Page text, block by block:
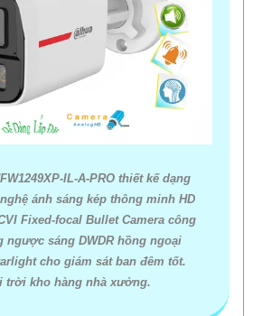
IL-A-PRO thiết kế dạng
ánh sáng kép thông minh HD
Fixed-focal Bullet Camera công
ngược sáng DWDR hồng ngoại
cho giám sát ban đêm tốt.
trời kho hàng nhà xưởng.